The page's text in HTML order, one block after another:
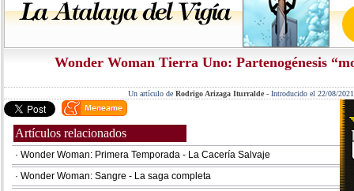
Wonder Woman Tierra Uno: Partenogénesis
Un artículo de Rodrigo Arizaga Iturralde - Introducido el 22/08/2021
Artículos relacionados
· Wonder Woman: Primera Temporada - La Cacería Salvaje
· Wonder Woman: Sangre - La saga completa